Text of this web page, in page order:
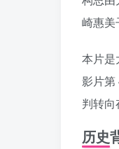
崎惠美
本片是
影片第
判转向
历史